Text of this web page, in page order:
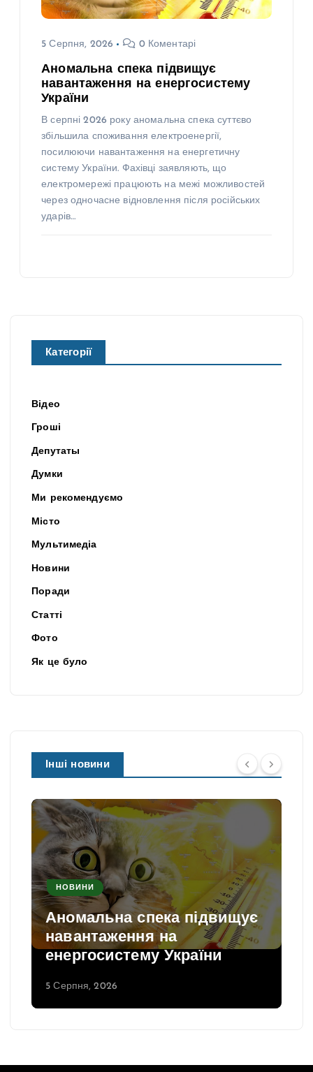
5 Серпня, 2026 0 Коментарі
Аномальна спека підвищує
навантаження на енергосистему
України
В серпні 2026 року аномальна спека суттєво
збільшила споживання електроенергії,
посилюючи навантаження на енергетичну
систему України. Фахівці заявляють, що
електромережі працюють на межі можливостей
через одночасне відновлення після російських
ударів…
Категорії
Відео
Гроші
Депутаты
Думки
Ми рекомендуємо
Місто
Мультимедіа
Новини
Поради
Статті
Фото
Як це було
Інші новини
НОВИНИ
Аномальна спека підвищує
навантаження на
енергосистему України
5 Серпня, 2026